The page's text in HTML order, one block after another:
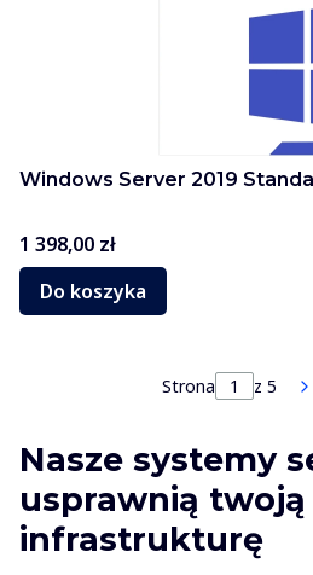
Windows Server 2019
Cena
1 398,00 zł
Do koszyka
Strona z 5
Nasze systemy
usprawnią twoją
infrastrukturę